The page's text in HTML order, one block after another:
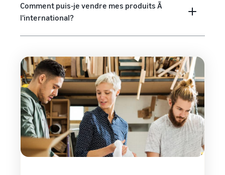
Comment puis-je vendre mes produits Ã
l'international?